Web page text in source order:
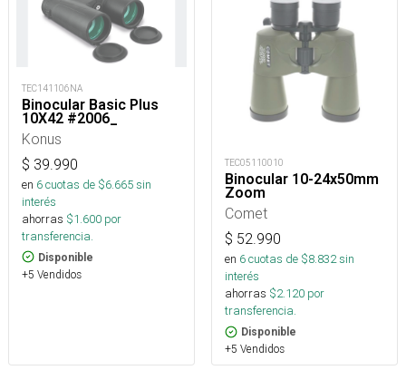
TEC141106NA
Binocular Basic Plus
10X42 #2006_
Konus
$ 39.990
en 6cuotas de $6.665sin
interés
ahorras $1.600 por
transferencia.
Disponible
+5 Vendidos
TEC05110010
Binocular 10-24x50mm
Zoom
Comet
$ 52.990
en 6cuotas de $8.832sin
interés
ahorras $2.120 por
transferencia.
Disponible
+5 Vendidos